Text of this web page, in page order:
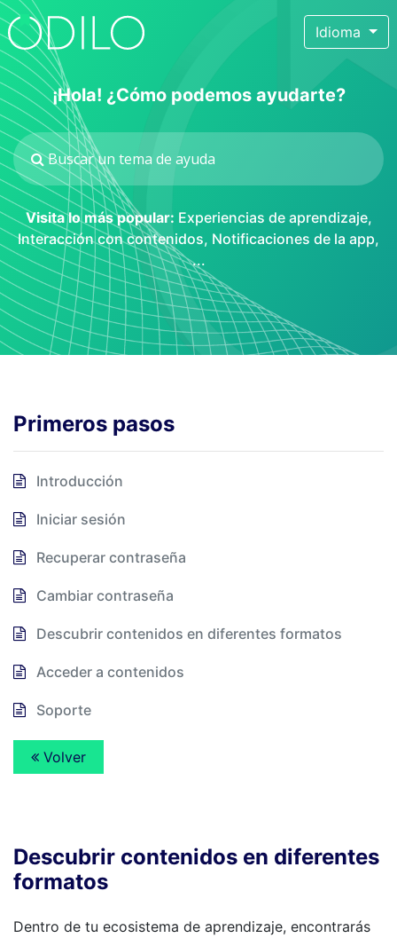
Idioma
¡Hola! ¿Cómo podemos ayudarte?
Visita lo más popular: Experiencias de aprendizaje,
Interacción con contenidos, Notificaciones de la app,
...
Primeros pasos
Introducción
Iniciar sesión
Recuperar contraseña
Cambiar contraseña
Descubrir contenidos en diferentes formatos
Acceder a contenidos
Soporte
Volver
Descubrir contenidos en diferentes
formatos
Dentro de tu ecosistema de aprendizaje, encontrarás